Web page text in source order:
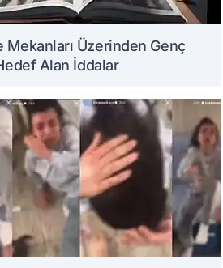
Mekanları Üzerinden Genç
Alan İddalar